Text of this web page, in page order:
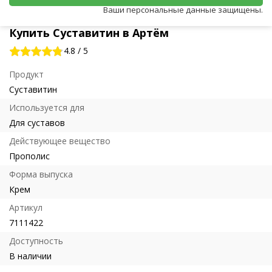
Купить Суставитин в Артём
4.8 / 5
Продукт
Суставитин
Используется для
Для суставов
Действующее вещество
Прополис
Форма выпуска
Крем
Артикул
7111422
Доступность
В наличии
Ваши персональные данные защищены.